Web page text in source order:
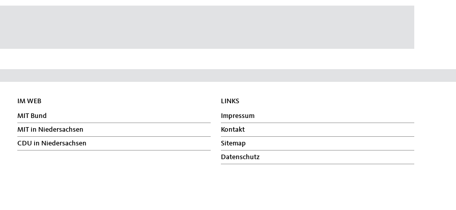
IM WEB
MIT Bund
MIT in Niedersachsen
CDU in Niedersachsen
LINKS
Impressum
Kontakt
Sitemap
Datenschutz